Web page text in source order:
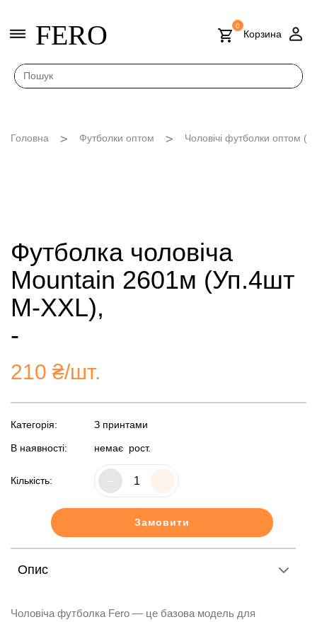
FERO 0
Корзина
Головна Футболки оптом Чоловічі футболки оптом
Футболка чоловіча
Mountain 2601м (Уп.4шт
M-XXL),
-
210 ₴/шт.
Категорія: З принтами
В наявності: немає рост.
Кількість:
Замовити
Опис
Чоловіча футболка Fero — це базова модель для